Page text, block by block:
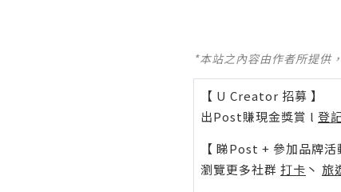
*本站之內容由作者所提供
【 U Creator 招募 】
出Post賺現金獎賞 l 登
【 睇Post + 參加品牌活
瀏覽更多社群 打卡 丶 旅